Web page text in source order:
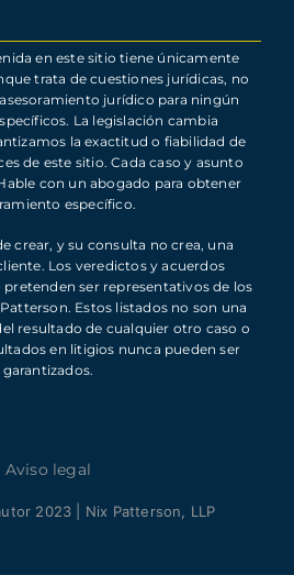
en este sitio tiene únicamente
trata de cuestiones jurídicas, no
jurídico para ningún
La legislación cambia
la exactitud o fiabilidad de
de este sitio. Cada caso y asunto
con un abogado para obtener
específico.
crear, y su consulta no crea, una
Los veredictos y acuerdos
ser representativos de los
Estos listados no son una
resultado de cualquier otro caso o
en litigios nunca pueden ser
garantizados.
2023 | Nix Patterson, LLP
Aviso legal